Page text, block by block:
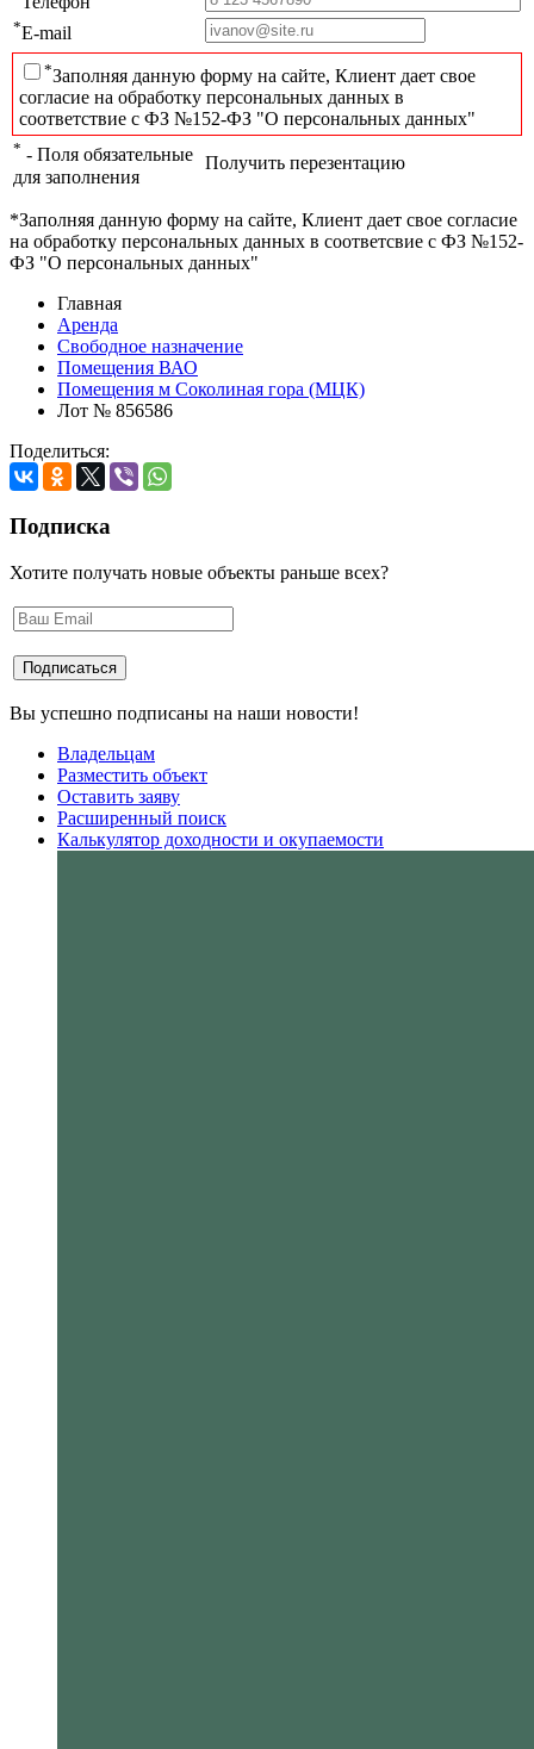
*E-mail
*Заполняя данную форму на сайте, Клиент дает свое
согласие на обработку персональных данных в
соответствие с ФЗ №152-ФЗ "О персональных данных"
* - Поля обязательные
для заполнения
Получить перезентацию
*Заполняя данную форму на сайте, Клиент дает свое согласие
на обработку персональных данных в соответсвие с ФЗ №152-
ФЗ "О персональных данных"
Главная
Аренда
Свободное назначение
Помещения ВАО
Помещения м Соколиная гора (МЦК)
Лот № 856586
Поделиться:
Подписка
Хотите получать новые объекты раньше всех?
Вы успешно подписаны на наши новости!
Владельцам
Разместить объект
Оставить заяву
Расширенный поиск
Калькулятор доходности и окупаемости